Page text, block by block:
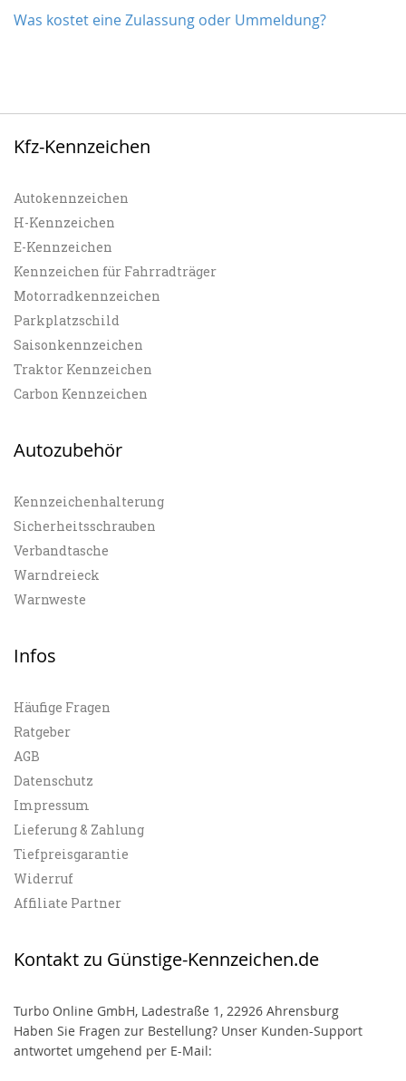
Was kostet eine Zulassung oder Ummeldung?
Kfz-Kennzeichen
Autokennzeichen
H-Kennzeichen
E-Kennzeichen
Kennzeichen für Fahrradträger
Motorradkennzeichen
Parkplatzschild
Saisonkennzeichen
Traktor Kennzeichen
Carbon Kennzeichen
Autozubehör
Kennzeichenhalterung
Sicherheitsschrauben
Verbandtasche
Warndreieck
Warnweste
Infos
Häufige Fragen
Ratgeber
AGB
Datenschutz
Impressum
Lieferung & Zahlung
Tiefpreisgarantie
Widerruf
Affiliate Partner
Kontakt zu Günstige-Kennzeichen.de
Turbo Online GmbH, Ladestraße 1, 22926 Ahrensburg
Haben Sie Fragen zur Bestellung? Unser Kunden-Support
antwortet umgehend per E-Mail: